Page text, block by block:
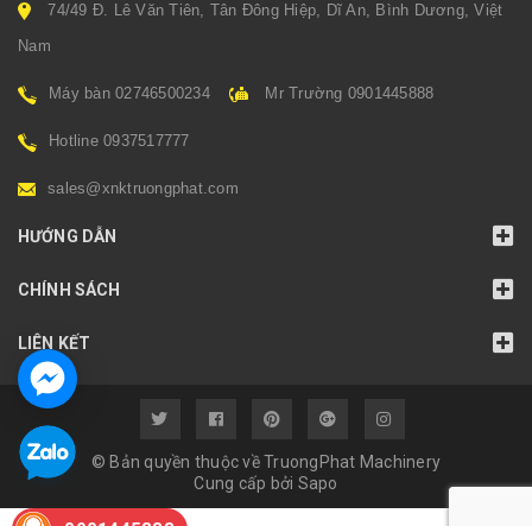
74/49 Đ. Lê Văn Tiên, Tân Đông Hiệp, Dĩ An, Bình Dương, Việt
Nam
Máy bàn 02746500234 Mr Trường 0901445888
Hotline 0937517777
sales@xnktruongphat.com
HƯỚNG DẪN
CHÍNH SÁCH
LIÊN KẾT
© Bản quyền thuộc về TruongPhat Machinery
Cung cấp bởi Sapo